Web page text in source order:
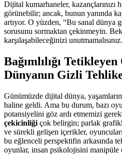
Dijital kumarhaneler, kazançlarınızı
görünebilir; ancak, bunun yanında
artıyor. O yüzden, “Bu sanal dünya
sorusunu sormaktan çekinmeyin.
karşılaşabileceğinizi unutmamalısınız.
Bağımlılığı
Dünyanın Gizli
Günümüzde dijital dünya,
haline geldi. Ama bu durum, bazı
potansiyelini göz ardı etmemizi
çekicinliği çok belirgin; parlak
ve sürekli gelişen içerikler,
bu eğlenceli perspektifin arkasında
oyunlar, insan psikolojisini manipüle